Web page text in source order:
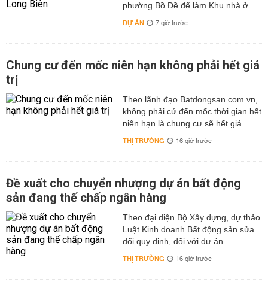
phường Bồ Đề để làm Khu nhà ở...
DỰ ÁN 7 giờ trước
Chung cư đến mốc niên hạn không phải hết giá
trị
Theo lãnh đạo Batdongsan.com.vn,
không phải cứ đến mốc thời gian hết
niên hạn là chung cư sẽ hết giá...
THỊ TRƯỜNG 16 giờ trước
Đề xuất cho chuyển nhượng dự án bất động
sản đang thế chấp ngân hàng
Theo đại diện Bộ Xây dựng, dự thảo
Luật Kinh doanh Bất động sản sửa
đổi quy định, đối với dự án...
THỊ TRƯỜNG 16 giờ trước